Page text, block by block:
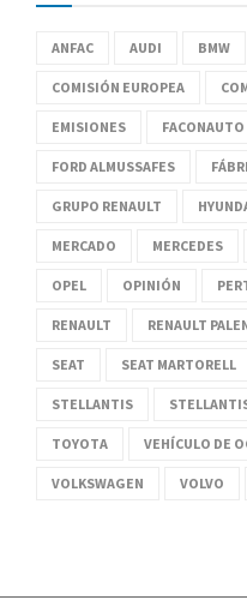
ANFAC AUDI BMW
COMISIÓN EUROPEA
EMISIONES FACONAUTO
FORD ALMUSSAFES
GRUPO RENAULT
MERCADO MERCEDES
OPEL OPINIÓN
RENAULT RENAULT
SEAT SEAT MARTORELL
STELLANTIS
TOYOTA VEHÍCULO DE
VOLKSWAGEN VOLVO